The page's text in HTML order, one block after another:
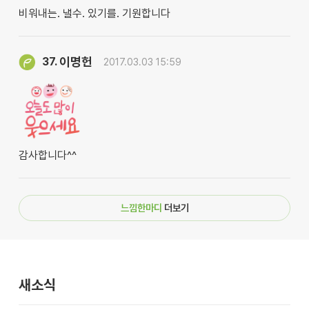
비워내는. 낼수. 있기를. 기원합니다
37. 이명헌 2017.03.03 15:59
감사합니다^^
느낌한마디 더보기
새소식